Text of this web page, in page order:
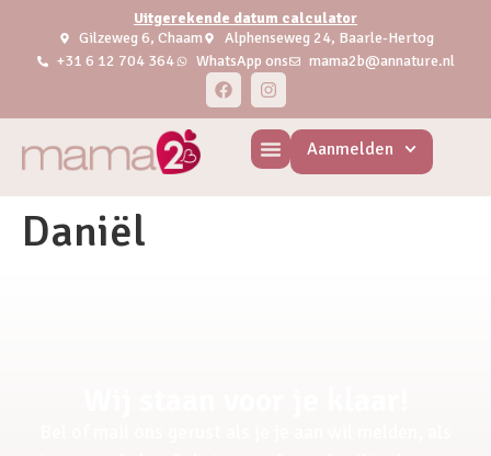
Uitgerekende datum calculator
Gilzeweg 6, Chaam
Alphenseweg 24, Baarle-Hertog
+31 6 12 704 364
WhatsApp ons mama2b@annature.nl
Aanmelden
Daniël